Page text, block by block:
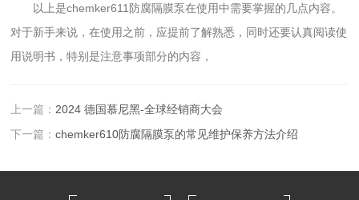
以上是chemker611防腐隔膜泵在使用中需要掌握的几点内容。
对于新手来说，在使用之前，应提前了解熟悉，同时还要认真阅读使
用说明书，特别是注意事项部分的内容，
上一篇： 2024 德国慕尼黑-全球经销商大会
下一篇：chemker610防腐隔膜泵的常见维护保养方法介绍